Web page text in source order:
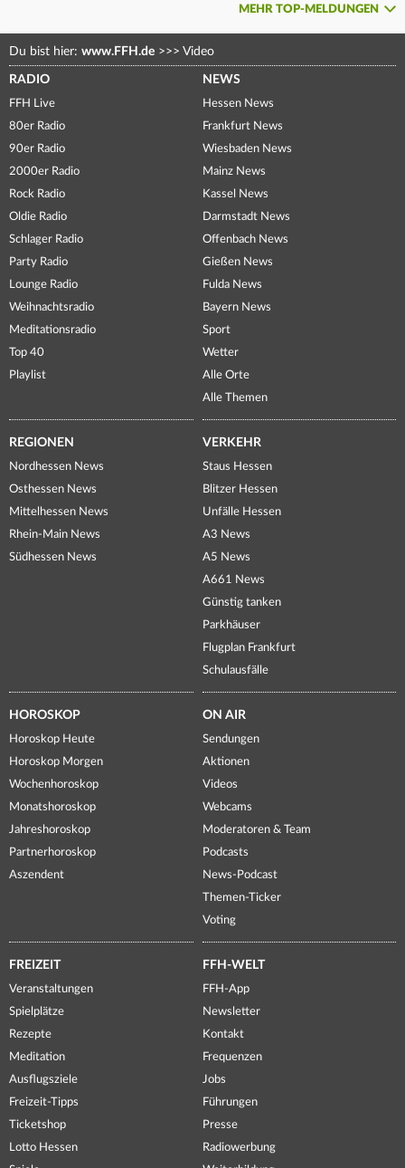
MEHR TOP-MELDUNGEN
Du bist hier: www.FFH.de >>> Video
RADIO
FFH Live
80er Radio
90er Radio
2000er Radio
Rock Radio
Oldie Radio
Schlager Radio
Party Radio
Lounge Radio
Weihnachtsradio
Meditationsradio
Top 40
Playlist
NEWS
Hessen News
Frankfurt News
Wiesbaden News
Mainz News
Kassel News
Darmstadt News
Offenbach News
Gießen News
Fulda News
Bayern News
Sport
Wetter
Alle Orte
Alle Themen
REGIONEN
Nordhessen News
Osthessen News
Mittelhessen News
Rhein-Main News
Südhessen News
VERKEHR
Staus Hessen
Blitzer Hessen
Unfälle Hessen
A3 News
A5 News
A661 News
Günstig tanken
Parkhäuser
Flugplan Frankfurt
Schulausfälle
HOROSKOP
Horoskop Heute
Horoskop Morgen
Wochenhoroskop
Monatshoroskop
Jahreshoroskop
Partnerhoroskop
Aszendent
ON AIR
Sendungen
Aktionen
Videos
Webcams
Moderatoren & Team
Podcasts
News-Podcast
Themen-Ticker
Voting
FREIZEIT
Veranstaltungen
Spielplätze
Rezepte
Meditation
Ausflugsziele
Freizeit-Tipps
Ticketshop
Lotto Hessen
FFH-WELT
FFH-App
Newsletter
Kontakt
Frequenzen
Jobs
Führungen
Presse
Radiowerbung